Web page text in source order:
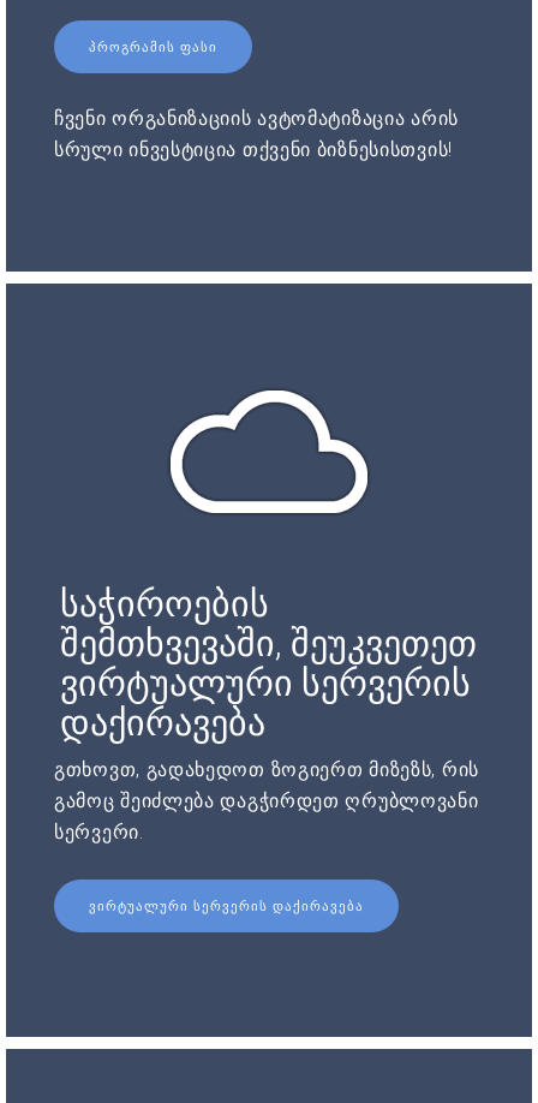
ᲞᲠᲝᲒᲠᲐᲛᲘᲡ ᲤᲐᲡᲘ
ჩვენი ორგანიზაციის ავტომატიზაცია არის
სრული ინვესტიცია თქვენი ბიზნესისთვის!
საჭიროების
შემთხვევაში, შეუკვეთეთ
ვირტუალური სერვერის
დაქირავება
გთხოვთ, გადახედოთ ზოგიერთ მიზეზს, რის
გამოც შეიძლება დაგჭირდეთ ღრუბლოვანი
სერვერი.
ᲕᲘᲠᲢᲣᲐᲚᲣᲠᲘ ᲡᲔᲠᲕᲔᲠᲘᲡ ᲓᲐᲥᲘᲠᲐᲕᲔᲑᲐ